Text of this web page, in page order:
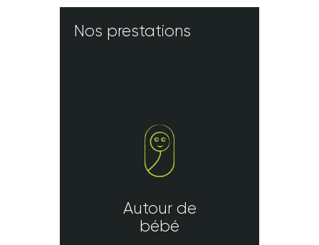
Nos prestations
Autour de
bébé